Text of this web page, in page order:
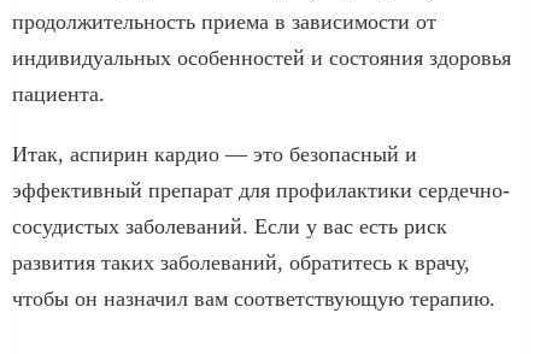
продолжительность приема в зависимости от
индивидуальных особенностей и состояния здоровья
пациента.
Итак, аспирин кардио — это безопасный и
эффективный препарат для профилактики сердечно-
сосудистых заболеваний. Если у вас есть риск
развития таких заболеваний, обратитесь к врачу,
чтобы он назначил вам соответствующую терапию.